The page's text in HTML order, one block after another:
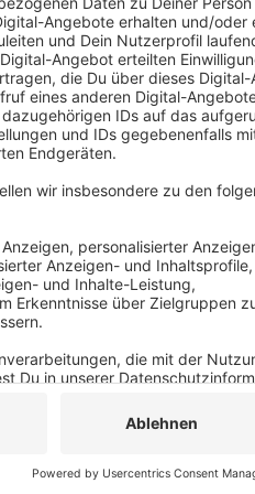
Korrektheit dieses
an, die Sache jetzt vor
Einigung innerhalb weniger
Veröffentlicht:Mittwoch,
Anzeige